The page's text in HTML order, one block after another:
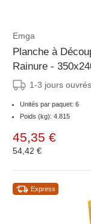
Emga
Planche à
Rainure -
1-3 jours ouvrés
Unités par paquet: 6
Poids (kg): 4.815
45,35 €
54,42 €
Express